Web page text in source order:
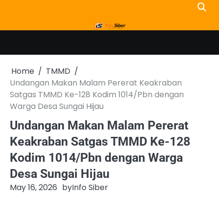
content
Home
TMMD
Undangan Makan Malam Pererat Keakraban
Satgas TMMD Ke-128 Kodim 1014/Pbn dengan
Warga Desa Sungai Hijau
Undangan Makan Malam Pererat
Keakraban Satgas TMMD Ke-128
Kodim 1014/Pbn dengan Warga
Desa Sungai Hijau
May 16, 2026 byInfo Siber